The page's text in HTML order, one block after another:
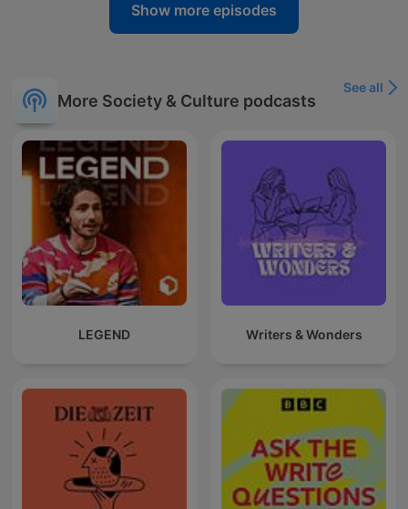
Show more episodes
More Society & Culture podcasts
See all
LEGEND Writers & Wonders